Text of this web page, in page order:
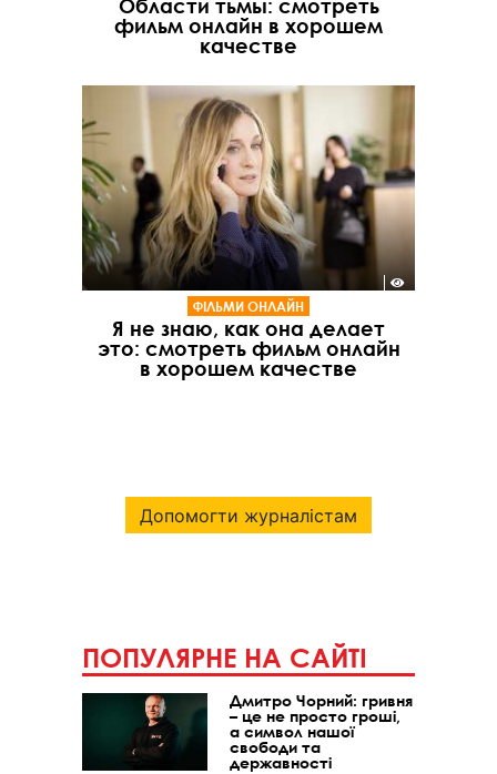
Области тьмы: смотреть
фильм онлайн в хорошем
качестве
ФІЛЬМИ ОНЛАЙН
Я не знаю, как она делает
это: смотреть фильм онлайн
в хорошем качестве
Допомогти журналістам
ПОПУЛЯРНЕ НА САЙТІ
Дмитро Чорний: гривня
– це не просто гроші,
а символ нашої
свободи та
державності